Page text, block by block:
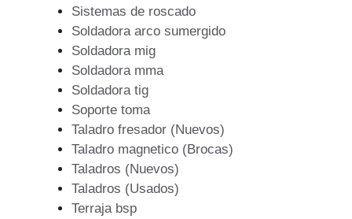
Sistemas de roscado
Soldadora arco sumergido
Soldadora mig
Soldadora mma
Soldadora tig
Soporte toma
Taladro fresador (Nuevos)
Taladro magnetico (Brocas)
Taladros (Nuevos)
Taladros (Usados)
Terraja bsp